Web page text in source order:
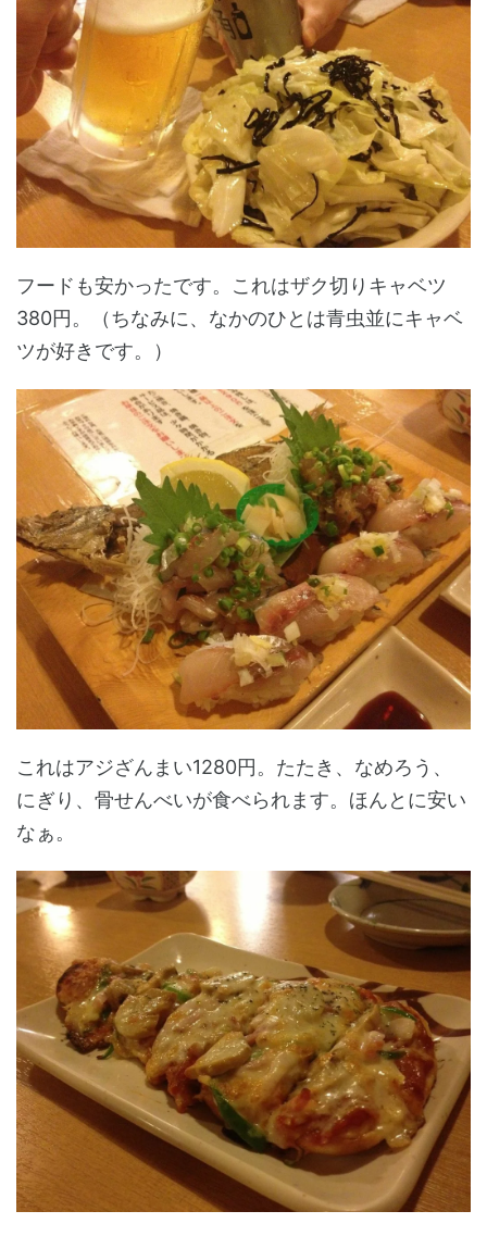
フードも安かったです。これはザク切りキャベツ
380円。（ちなみに、なかのひとは青虫並にキャベ
ツが好きです。）
これはアジざんまい1280円。たたき、なめろう、
にぎり、骨せんべいが食べられます。ほんとに安い
なぁ。